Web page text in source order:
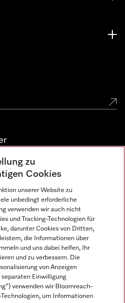
zu
Cookies
unserer Website zu
unbedingt erforderliche
verwenden wir auch nicht
und Tracking-Technologien für
darunter Cookies von Dritten,
die Informationen über
und uns dabei helfen, Ihr
und zu verbessern. Die
von Anzeigen
Einwilligung
verwenden wir Bloomreach-
um Informationen